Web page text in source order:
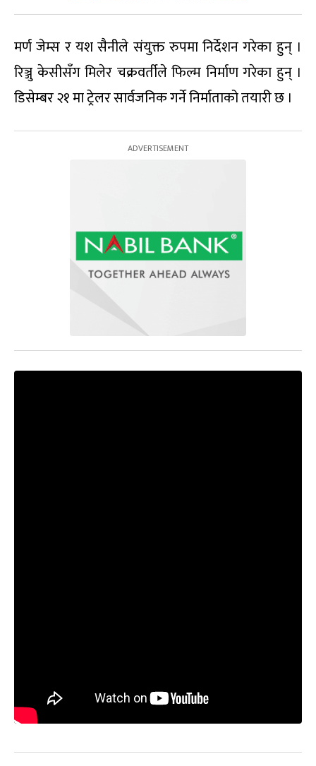
मर्ण जेम्स र यश सैनीले संयुक्त रुपमा निर्देशन गरेका हुन् ।
रिञ्जु केसीसँग मिलेर चक्रवर्तीले फिल्म निर्माण गरेका हुन् ।
डिसेम्बर २१ मा ट्रेलर सार्वजनिक गर्ने निर्माताको तयारी छ ।